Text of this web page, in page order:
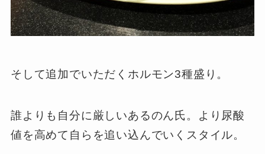
そして追加でいただくホルモン3種盛り。
誰よりも自分に厳しいあるのん氏。より尿酸
値を高めて自らを追い込んでいくスタイル。